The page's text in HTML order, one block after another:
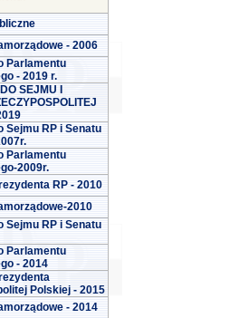
- 2006
Parlamentu
- 2019 r.
SEJMU I
Sejmu RP i Senatu
Parlamentu
2009r.
RP - 2010
2010
Sejmu RP i Senatu
Parlamentu
- 2014
Polskiej - 2015
- 2014